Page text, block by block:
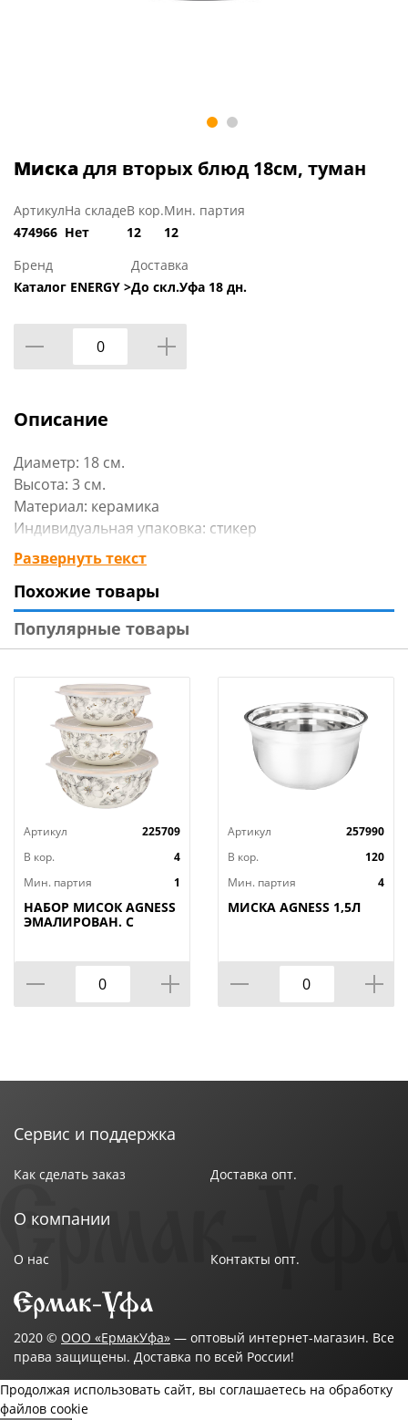
Мискадля вторых блюд 18см, туман
Артикул
474966
На складе
Нет
В кор.
12
Мин. партия
12
Бренд
Каталог ENERGY >
Доставка
До скл.Уфа 18 дн.
Описание
Диаметр: 18 см.
Высота: 3 см.
Материал: керамика
Индивидуальная упаковка: стикер
Изделие отлично подходит для сервировки стола и
подачи блюд. Кроме того, наличие небольших
бортиков позволяет запекать продукты прямо в
тарелке!
Развернуть текст
Похожие товары
Популярные товары
Артикул
225709
В кор.
4
Мин. партия
1
НАБОР МИСОК AGNESS
ЭМАЛИРОВАН. С
САД, 6ПР.14/16/18СМ,
0,6/0,9/1,3Л
Артикул
257990
В кор.
120
Мин. партия
4
МИСКА AGNESS 1,5Л
Сервис и поддержка
Как сделать заказ Доставка опт.
О компании
О нас Контакты опт.
2020 © ООО «ЕрмакУфа» — оптовый интернет-магазин. Все
права защищены. Доставка по всей России!
Продолжая использовать сайт, вы соглашаетесь на обработку
файлов cookie